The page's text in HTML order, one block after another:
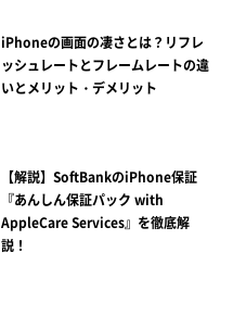
iPhoneの画面の凄さとは？リフレ
ッシュレートとフレームレートの違
いとメリット・デメリット
【解説】SoftBankのiPhone保証
『あんしん保証パック with
AppleCare Services』を徹底解
説！